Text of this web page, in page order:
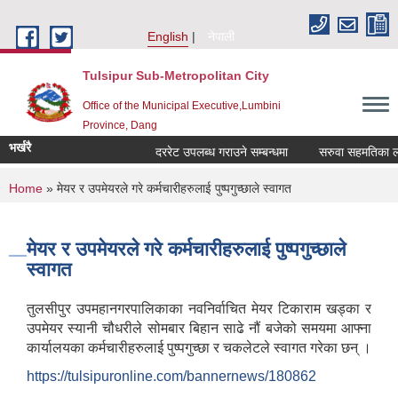
English
नेपाली
Tulsipur Sub-Metropolitan City
Office of the Municipal Executive,Lumbini
Province, Dang
भर्खरै दररेट उपलब्ध गराउने सम्बन्धमा सरुवा सहमतिका
You are here
Home » मेयर र उपमेयरले गरे कर्मचारीहरुलाई पुष्पगुच्छाले स्वागत
मेयर र उपमेयरले गरे कर्मचारीहरुलाई पुष्पगुच्छाले
स्वागत
तुलसीपुर उपमहानगरपालिकाका नवनिर्वाचित मेयर टिकाराम खड्का र
उपमेयर स्यानी चौधरीले सोमबार बिहान साढे नौं बजेको समयमा आफ्ना
कार्यालयका कर्मचारीहरुलाई पुष्पगुच्छा र चकलेटले स्वागत गरेका छन् ।
https://tulsipuronline.com/bannernews/180862